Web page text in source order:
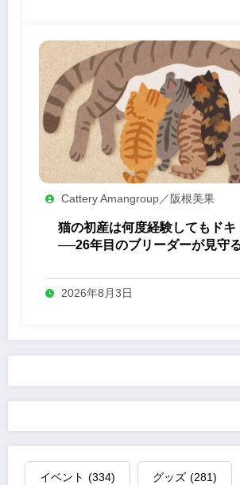
Cattery Amangroup／阪根美果
猫の初産は何度経験してもドキ
──26年目のブリーダーが見守
2026年8月3日
イベント (334) グッズ (281)